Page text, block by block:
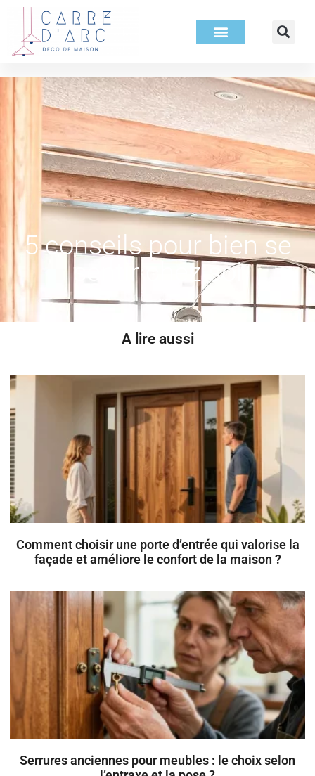
5 conseils pour bien se
sentir chez soi
A lire aussi
Comment choisir une porte d’entrée qui valorise la
façade et améliore le confort de la maison ?
Serrures anciennes pour meubles : le choix selon